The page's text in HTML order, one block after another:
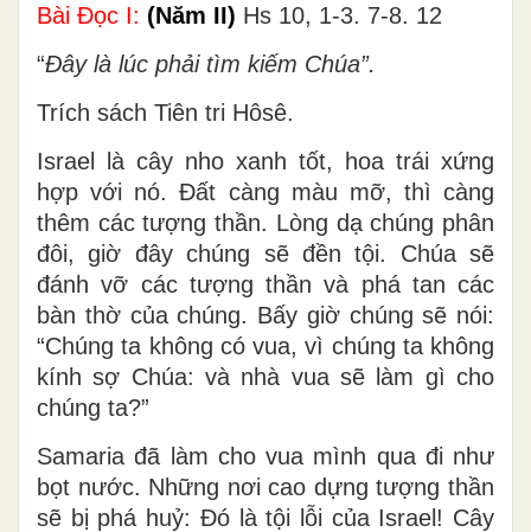
Bài Ðọc I: (Năm II) Hs 10, 1-3. 7-8. 12
“Ðây là lúc phải tìm kiếm Chúa”.
Trích sách Tiên tri Hôsê.
Israel là cây nho xanh tốt, hoa trái xứng
hợp với nó. Ðất càng màu mỡ, thì càng
thêm các tượng thần. Lòng dạ chúng phân
đôi, giờ đây chúng sẽ đền tội. Chúa sẽ
đánh vỡ các tượng thần và phá tan các
bàn thờ của chúng. Bấy giờ chúng sẽ nói:
“Chúng ta không có vua, vì chúng ta không
kính sợ Chúa: và nhà vua sẽ làm gì cho
chúng ta?”
Samaria đã làm cho vua mình qua đi như
bọt nước. Những nơi cao dựng tượng thần
sẽ bị phá huỷ: Ðó là tội lỗi của Israel! Cây